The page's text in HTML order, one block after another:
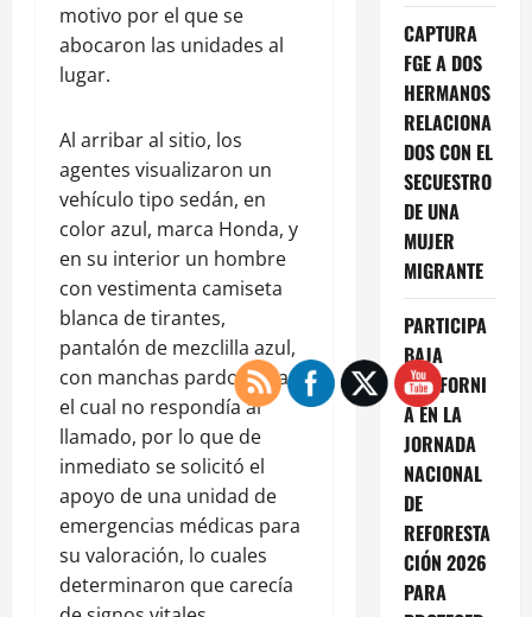
motivo por el que se
abocaron las unidades al
lugar.
Al arribar al sitio, los
agentes visualizaron un
vehículo tipo sedán, en
color azul, marca Honda, y
en su interior un hombre
con vestimenta camiseta
blanca de tirantes,
pantalón de mezclilla azul,
con manchas pardorojizas,
el cual no respondía al
llamado, por lo que de
inmediato se solicitó el
apoyo de una unidad de
emergencias médicas para
su valoración, lo cuales
determinaron que carecía
CAPTURA
FGE A DOS
HERMANOS
RELACIONA
DOS CON EL
SECUESTRO
DE UNA
MUJER
MIGRANTE
PARTICIPA
BAJA
CALIFORNI
A EN LA
JORNADA
NACIONAL
DE
REFORESTA
CIÓN 2026
PARA